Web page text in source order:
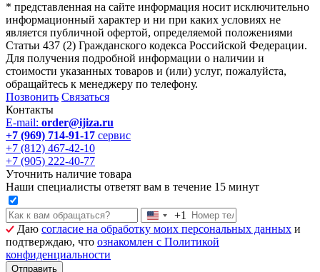
* представленная на сайте информация носит исключительно
информационный характер и ни при каких условиях не
является публичной офертой, определяемой положениями
Статьи 437 (2) Гражданского кодекса Российской Федерации.
Для получения подробной информации о наличии и
стоимости указанных товаров и (или) услуг, пожалуйста,
обращайтесь к менеджеру по телефону.
Позвонить Связаться
Контакты
E-mail: order@ijiza.ru
+7 (969) 714-91-17 cервис
+7 (812) 467-42-10
+7 (905) 222-40-77
Уточнить наличие товара
Наши специалисты ответят вам в течение 15 минут
Соединенные
Штаты
+1
+1
Даю согласие на обработку моих персональных данных и
подтверждаю, что ознакомлен с Политикой
конфиденциальности
Отправить